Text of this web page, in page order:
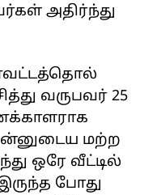
அதிர்ந்து
வருபவர் 25
மற்ற
ஒரே வீட்டில்
போது